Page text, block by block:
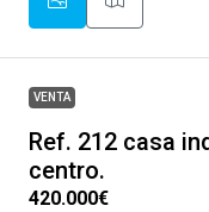
VENTA
Ref. 212 casa
centro.
420.000€